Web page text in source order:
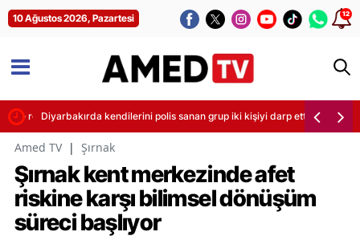
10 Ağustos 2026, Pazartesi 12
resmen duyurdu
Diyarbakırda kendilerini polis sanan grup iki kişiyi darp etti
Amed TV | Şırnak
Şırnak kent merkezinde afet
riskine karşı bilimsel dönüşüm
süreci başlıyor